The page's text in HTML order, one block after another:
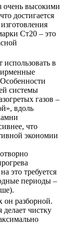
очень высокими
достигается
Ст20 – это
использовать в
системы
газов –
вдоль
что
экономии
это требуется
периоды –
разборной.
делает чистку